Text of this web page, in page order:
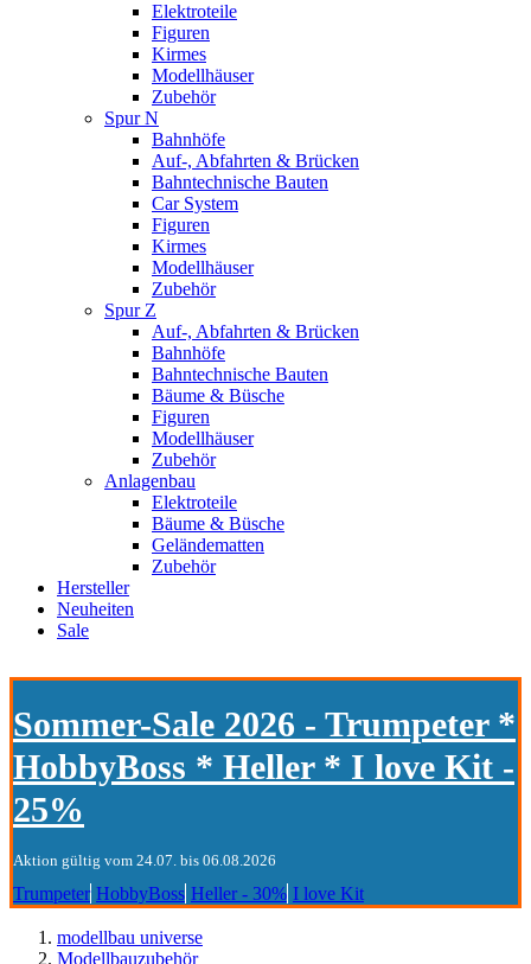
Elektroteile
Figuren
Kirmes
Modellhäuser
Zubehör
Spur N
Bahnhöfe
Auf-, Abfahrten & Brücken
Bahntechnische Bauten
Car System
Figuren
Kirmes
Modellhäuser
Zubehör
Spur Z
Auf-, Abfahrten & Brücken
Bahnhöfe
Bahntechnische Bauten
Bäume & Büsche
Figuren
Modellhäuser
Zubehör
Anlagenbau
Elektroteile
Bäume & Büsche
Geländematten
Zubehör
Hersteller
Neuheiten
Sale
Sommer-Sale 2026 - Trumpeter *
HobbyBoss * Heller * I love Kit -
25%
Aktion gültig vom 24.07. bis 06.08.2026
Trumpeter HobbyBoss Heller - 30% I love Kit
modellbau universe
Modellbauzubehör